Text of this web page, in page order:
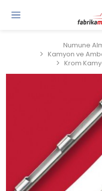
Numune
Kamyon ve
Krom